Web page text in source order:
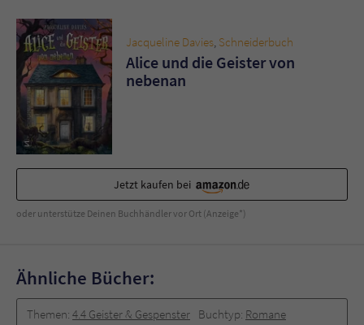
Jacqueline Davies, Schneiderbuch
Alice und die Geister von
nebenan
Jetzt kaufen bei
oder unterstütze Deinen Buchhändler vor Ort (Anzeige*)
Ähnliche Bücher:
Themen: 4.4 Geister & Gespenster Buchtyp: Romane
überprüfen.